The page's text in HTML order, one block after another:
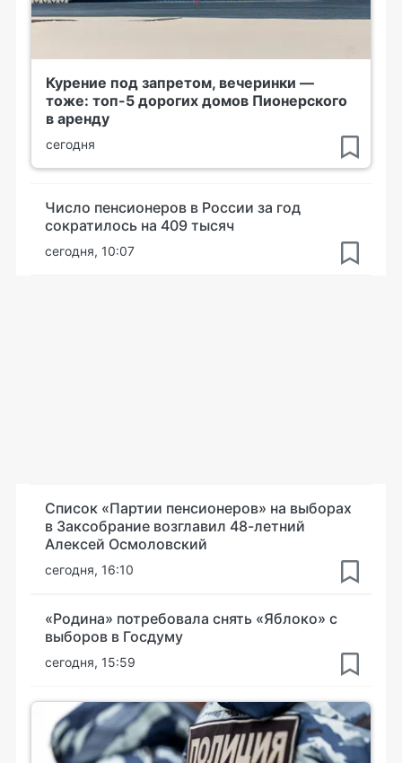
Курение под запретом, вечеринки —
тоже: топ-5 дорогих домов Пионерского
в аренду
сегодня
Число пенсионеров в России за год
сократилось на 409 тысяч
сегодня, 10:07
Список «Партии пенсионеров» на выборах
в Заксобрание возглавил 48-летний
Алексей Осмоловский
сегодня, 16:10
«Родина» потребовала снять «Яблоко» с
выборов в Госдуму
сегодня, 15:59